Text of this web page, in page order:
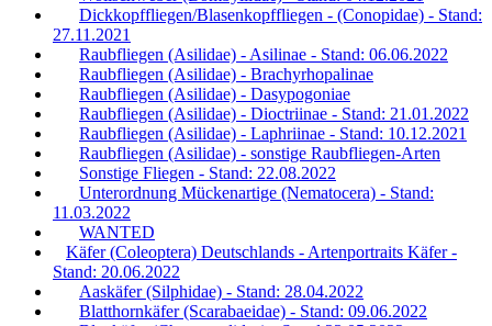
Dickkopffliegen/Blasenkopffliegen - (Conopidae) - Stand:
27.11.2021
Raubfliegen (Asilidae) - Asilinae - Stand: 06.06.2022
Raubfliegen (Asilidae) - Brachyrhopalinae
Raubfliegen (Asilidae) - Dasypogoniae
Raubfliegen (Asilidae) - Dioctriinae - Stand: 21.01.2022
Raubfliegen (Asilidae) - Laphriinae - Stand: 10.12.2021
Raubfliegen (Asilidae) - sonstige Raubfliegen-Arten
Sonstige Fliegen - Stand: 22.08.2022
Unterordnung Mückenartige (Nematocera) - Stand:
11.03.2022
WANTED
Käfer (Coleoptera) Deutschlands - Artenportraits Käfer -
Stand: 20.06.2022
Aaskäfer (Silphidae) - Stand: 28.04.2022
Blatthornkäfer (Scarabaeidae) - Stand: 09.06.2022